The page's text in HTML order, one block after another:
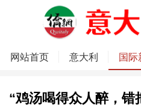
网站首页 意大利 国际
“鸡汤喝得众人醉，